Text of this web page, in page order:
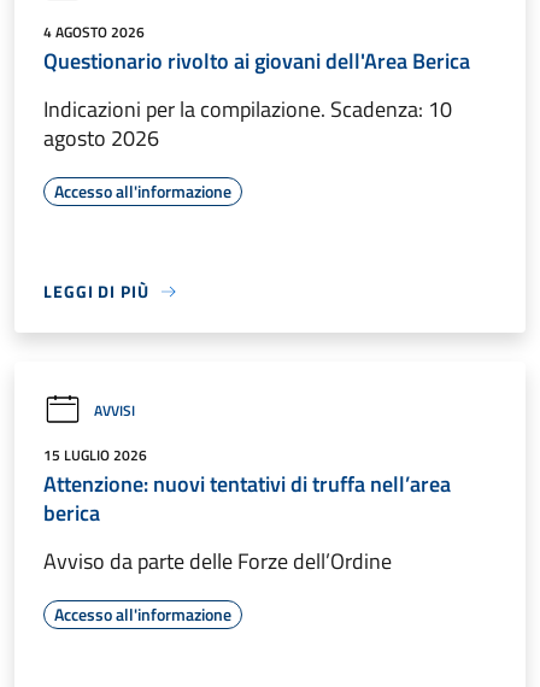
4 AGOSTO 2026
Questionario rivolto ai giovani dell'Area Berica
Indicazioni per la compilazione. Scadenza: 10
agosto 2026
Accesso all'informazione
LEGGI DI PIÙ
AVVISI
15 LUGLIO 2026
Attenzione: nuovi tentativi di truffa nell’area
berica
Avviso da parte delle Forze dell’Ordine
Accesso all'informazione